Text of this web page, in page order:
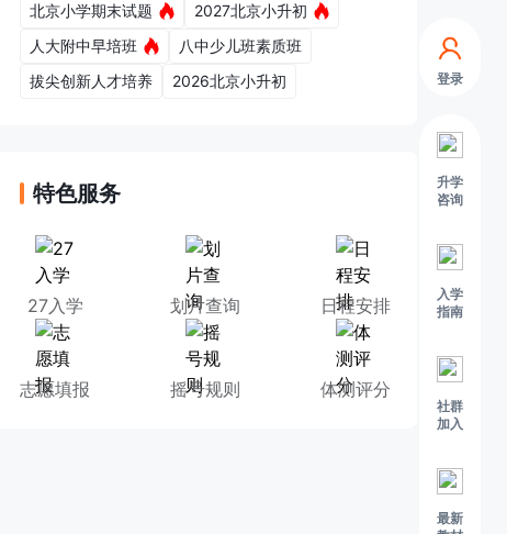
登录
升学
咨询
入学
指南
社群
加入
最新
北京小学期末试题
2027北京小升初
人大附中早培班
八中少儿班素质班
拔尖创新人才培养
2026北京小升初
特色服务
27入学 划片查询 日程安排
志愿填报 摇号规则 体测评分